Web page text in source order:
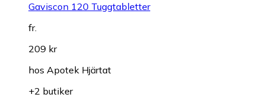
Gaviscon 120 Tuggtabletter
fr.
209 kr
hos Apotek Hjärtat
+2 butiker